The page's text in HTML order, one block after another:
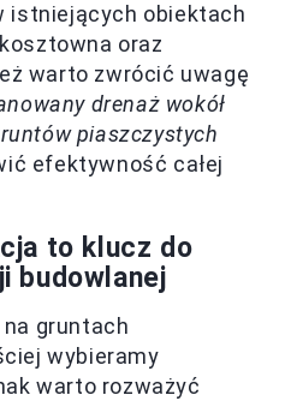
istniejących obiektach
oraz
warto zwrócić uwagę
drenaż wokół
piaszczystych
efektywność całej
to klucz do
budowlanej
gruntach
wybieramy
warto rozważyć